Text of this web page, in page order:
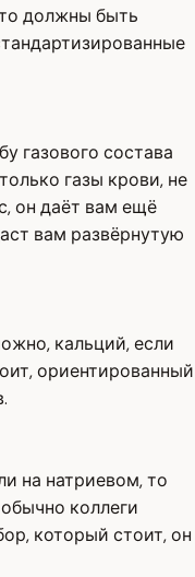
должны быть
газового состава
газы крови, не
он даёт вам ещё
вам развёрнутую
кальций, если
ориентированный
на натриевом, то
коллеги
который стоит, он